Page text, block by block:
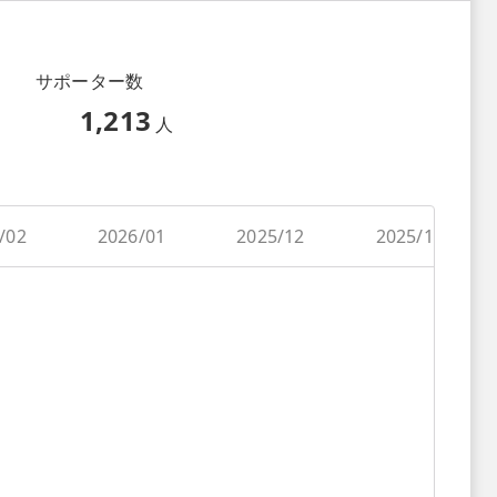
サポーター数
1,213 人
02 2026/01 2025/12 2025/11